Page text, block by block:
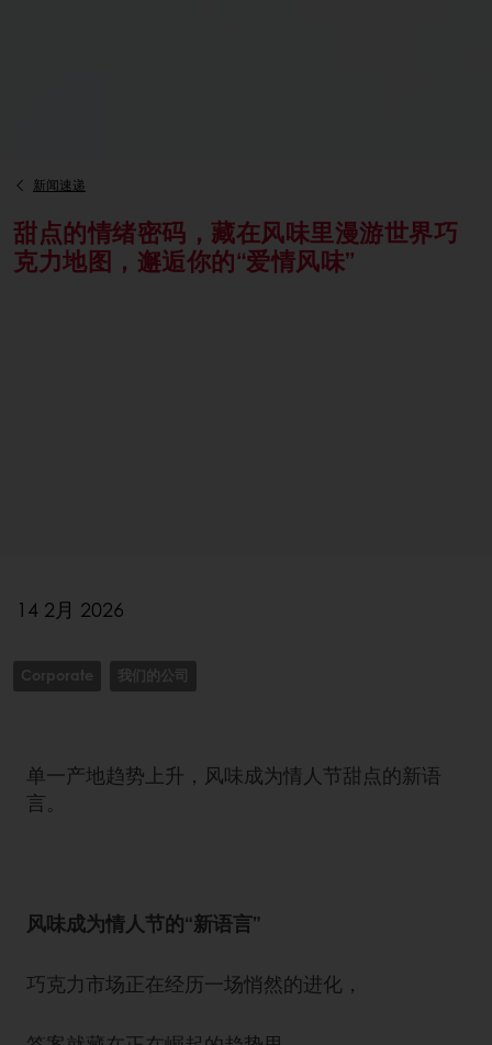
新闻速递
甜点的情绪密码，藏在风味里漫游世界巧
克力地图，邂逅你的“爱情风味”
14 2月 2026
Corporate 我们的公司
单一产地趋势上升，风味成为情人节甜点的新语
言。
风味成为情人节的“新语言”
巧克力市场正在经历一场悄然的进化，